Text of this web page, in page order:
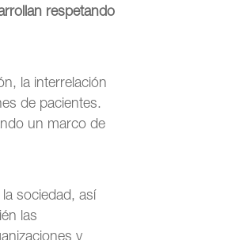
respetando
la interrelación
de pacientes.
un marco de
sociedad, así
las